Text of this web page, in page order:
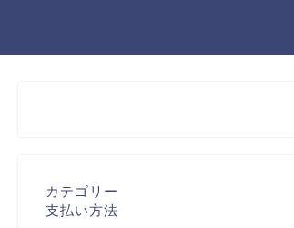
カテゴリー
支払い方法